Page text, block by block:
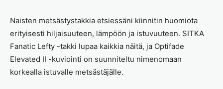
Naisten metsästystakkia etsiessäni kiinnitin huomiota
erityisesti hiljaisuuteen, lämpöön ja istuvuuteen. SITKA
Fanatic Lefty -takki lupaa kaikkia näitä, ja Optifade
Elevated II -kuviointi on suunniteltu nimenomaan
korkealla istuvalle metsästäjälle.